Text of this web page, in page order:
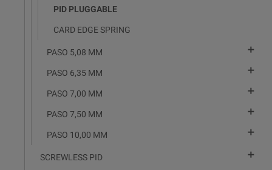
PID PLUGGABLE
CARD EDGE SPRING
PASO 5,08 MM 
PASO 6,35 MM 
PASO 7,00 MM 
PASO 7,50 MM 
PASO 10,00 MM 
SCREWLESS PID 